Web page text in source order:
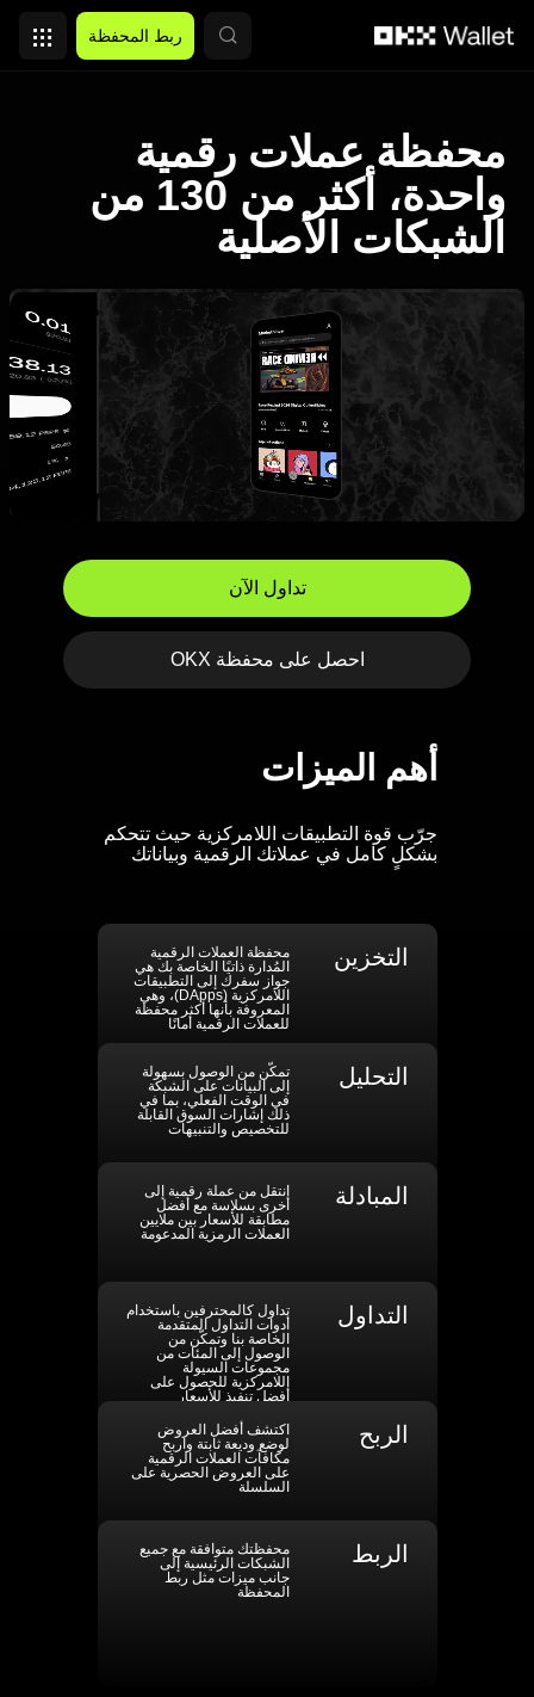
ربط المحفظة
محفظة عملات رقمية
واحدة، أكثر من 130 من
الشبكات الأصلية
تداول الآن
احصل على محفظة OKX
أهم الميزات
جرّب قوة التطبيقات اللامركزية حيث تتحكم
بشكلٍ كامل في عملاتك الرقمية وبياناتك
التخزين
محفظة العملات الرقمية
المُدارة ذاتيًا الخاصة بك هي
جواز سفرك إلى التطبيقات
اللامركزية (DApps)، وهي
المعروفة بأنها أكثر محفظة
للعملات الرقمية أمانًا
التحليل
تمكّن من الوصول بسهولة
إلى البيانات على الشبكة
في الوقت الفعلي، بما في
ذلك إشارات السوق القابلة
للتخصيص والتنبيهات
المبادلة
انتقل من عملة رقمية إلى
أخرى بسلاسة مع أفضل
مطابقة للأسعار بين ملايين
العملات الرمزية المدعومة
التداول
تداول كالمحترفين باستخدام
أدوات التداول المتقدمة
الخاصة بنا وتمكّن من
الوصول إلى المئات من
مجموعات السيولة
اللامركزية للحصول على
أفضل تنفيذ للأسعار
الربح
اكتشف أفضل العروض
لوضع وديعة ثابتة واربح
مكافآت العملات الرقمية
على العروض الحصرية على
السلسلة
الربط
محفظتك متوافقة مع جميع
الشبكات الرئيسية إلى
جانب ميزات مثل ربط
المحفظة